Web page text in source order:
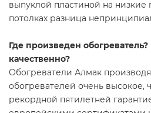
выпуклой пластиной на низкие
потолках разница
Где произведен
качественно?
Обогреватели Алмак
обогревателей очень высокое,
рекордной пятилетней